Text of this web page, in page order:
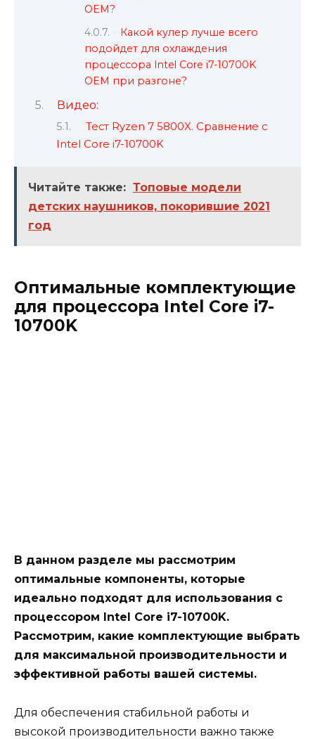
OEM?
Какой кулер лучше всего
подойдет для охлаждения
процессора Intel Core i7-10700K
OEM при разгоне?
Видео:
Тест Ryzen 7 5800X. Сравнение с
Intel Core i7-10700K
Читайте также: Топовые модели
детских наушников, покорившие 2021
год
Оптимальные комплектующие
для процессора Intel Core i7-
10700K
В данном разделе мы рассмотрим
оптимальные компоненты, которые
идеально подходят для использования с
процессором Intel Core i7-10700K.
Рассмотрим, какие комплектующие выбрать
для максимальной производительности и
эффективной работы вашей системы.
Для обеспечения стабильной работы и
высокой производительности важно также